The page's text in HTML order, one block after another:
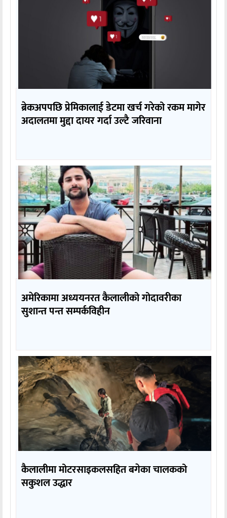
ब्रेकअपपछि प्रेमिकालाई डेटमा खर्च गरेको रकम मागेर
अदालतमा मुद्दा दायर गर्दा उल्टै जरिवाना
अमेरिकामा अध्ययनरत कैलालीको गोदावरीका
सुशान्त पन्त सम्पर्कविहीन
कैलालीमा मोटरसाइकलसहित बगेका चालकको
सकुशल उद्धार